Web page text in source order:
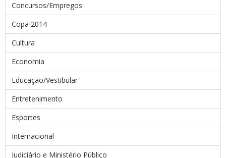
Concursos/Empregos
Copa 2014
Cultura
Economia
Educação/Vestibular
Entretenimento
Esportes
Internacional
Judiciário e Ministério Público